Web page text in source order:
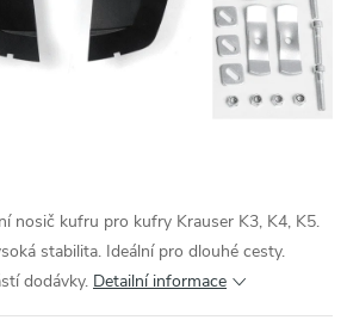
nosič kufru pro kufry Krauser K3, K4, K5.
stabilita. Ideální pro dlouhé cesty.
dodávky. Detailní informace